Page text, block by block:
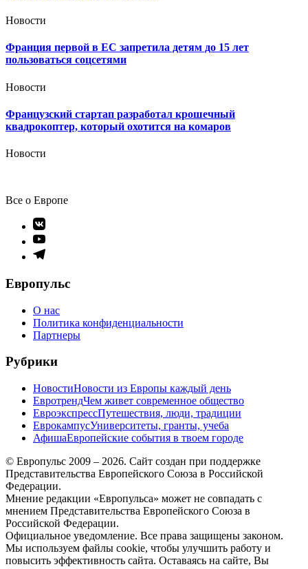
Новости
Франция первой в ЕС запретила детям до 15 лет
пользоваться соцсетями
Новости
Французский стартап разработал крошечный
квадрокоптер, который охотится на комаров
Новости
Все о Европе
Элемент
меню
Элемент
меню
Элемент
Европульс
О нас
Политика конфиденциальности
Партнеры
Рубрики
НовостиНовости из Европы каждый день
ЕвротрендЧем живет современное общество
ЕвроэкспрессПутешествия, люди, традиции
ЕврокампусУниверситеты, гранты, учеба
АфишаЕвропейские события в твоем городе
© Европульс 2009 – 2026. Сайт создан при поддержке
Представительства Европейского Союза в Российской
Федерации.
Мнение редакции «Европульса» может не совпадать с
мнением Представительства Европейского Союза в
Российской Федерации.
Официальное уведомление. Все права защищены законом.
Мы используем файлы cookie, чтобы улучшить работу и
повысить эффективность сайта. Оставаясь на сайте, Вы